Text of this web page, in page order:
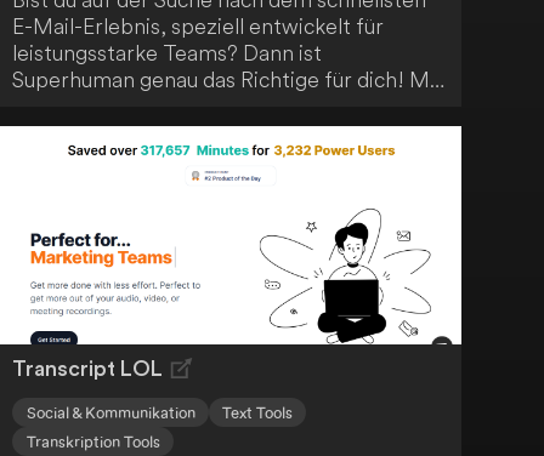
E-Mail-Erlebnis, speziell entwickelt für
leistungsstarke Teams? Dann ist
Superhuman genau das Richtige für dich! Mit
gestütztem Schreiben, Zusammenfassungen
und geteilten Posteingängen kannst du die E-
Mail-Bearbeitung enorm beschleunigen.
Profitiere von bis zu 4 Stunden Zeitersparnis
pro Woche und konzentriere dich auf das
Wesentliche.
Transcript LOL
Social & Kommunikation
Text Tools
Transkription Tools